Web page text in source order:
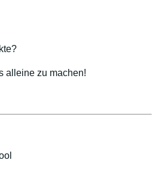
alleine zu machen!